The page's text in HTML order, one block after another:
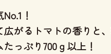
！
広がるトマトの香りと
っぷり700ｇ以上！